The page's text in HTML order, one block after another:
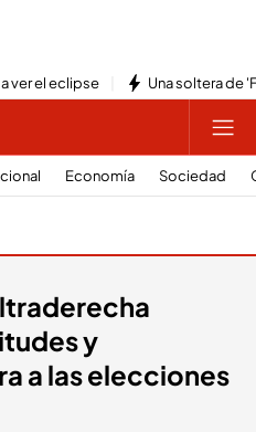
ver el eclipse Una soltera de
Economía Sociedad
y
a las elecciones